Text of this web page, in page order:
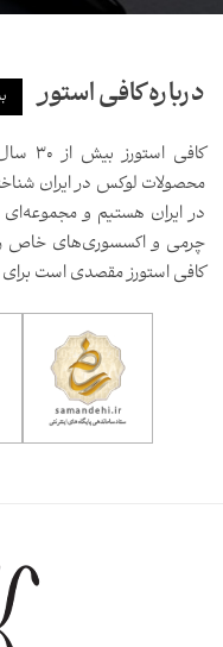
درباره کافی استور
محصولات لوکس در ایران
در ایران هستیم و مجموعه‌ای
چرمی و اکسسوری‌های خاص را
کافی استورز مقصدی است